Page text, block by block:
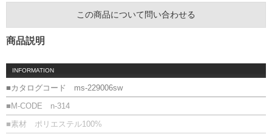
この商品について問い合わせる
商品説明
INFORMATION
■カタログコード ms-229006sw
■M-CODE n-314
■素材 ポリエステル100%